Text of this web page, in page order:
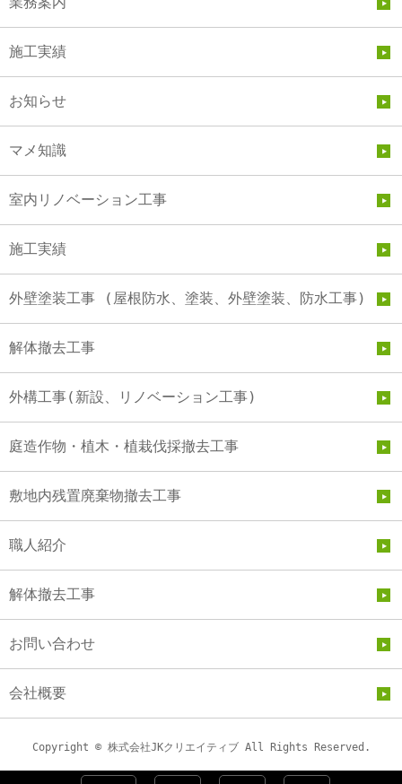
施工実績
お知らせ
マメ知識
室内リノベーション工事
施工実績
外壁塗装工事 (屋根防水、塗装、外壁塗装、防水工事)
解体撤去工事
外構工事(新設、リノベーション工事)
庭造作物・植木・植栽伐採撤去工事
敷地内残置廃棄物撤去工事
職人紹介
解体撤去工事
お問い合わせ
会社概要
Copyright © 株式会社JKクリエイティブ All Rights Reserved.